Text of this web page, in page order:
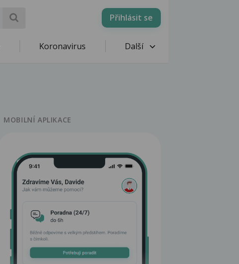
Přihlásit se
Koronavirus Další
MOBILNÍ APLIKACE